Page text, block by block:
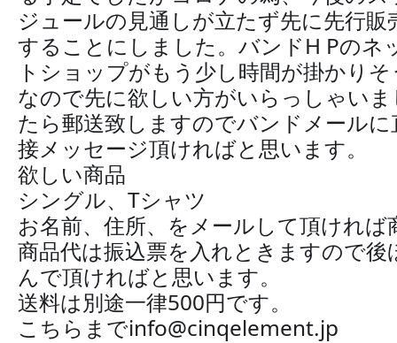
ジュールの見通しが立たず先に先行販
することにしました。バンドH Pのネ
トショップがもう少し時間が掛かりそ
なので先に欲しい方がいらっしゃい
たら郵送致しますのでバンドメールに
接メッセージ頂ければと思います。
欲しい商品
シングル、Tシャツ
お名前、住所、をメールして頂けれ
商品代は振込票を入れときますので
んで頂ければと思います。
送料は別途一律500円です。
こちらまでinfo@cinqelement.jp